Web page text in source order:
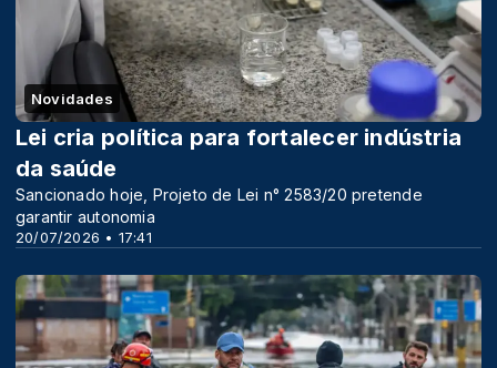
Novidades
20/07/2026 • 17:41
Lei cria política para fortalecer indústria
da saúde
Sancionado hoje, Projeto de Lei n° 2583/20 pretende
garantir autonomia